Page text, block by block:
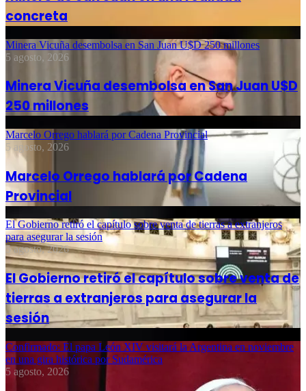
concreta
Minera Vicuña desembolsa en San Juan U$D 250 millones
5 agosto, 2026
Minera Vicuña desembolsa en San Juan U$D
250 millones
Marcelo Orrego hablará por Cadena Provincial
5 agosto, 2026
Marcelo Orrego hablará por Cadena
Provincial
El Gobierno retiró el capítulo sobre venta de tierras a extranjeros
para asegurar la sesión
5 agosto, 2026
El Gobierno retiró el capítulo sobre venta de
tierras a extranjeros para asegurar la
sesión
Confirmado: El papa León XIV visitará la Argentina en noviembre
en una gira histórica por Sudamérica
5 agosto, 2026